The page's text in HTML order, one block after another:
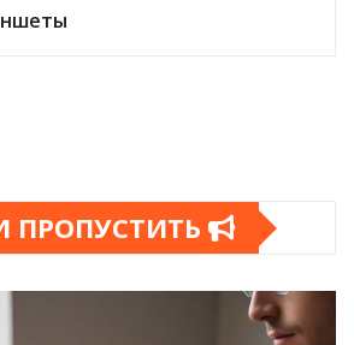
ПРОПУСТИТЬ